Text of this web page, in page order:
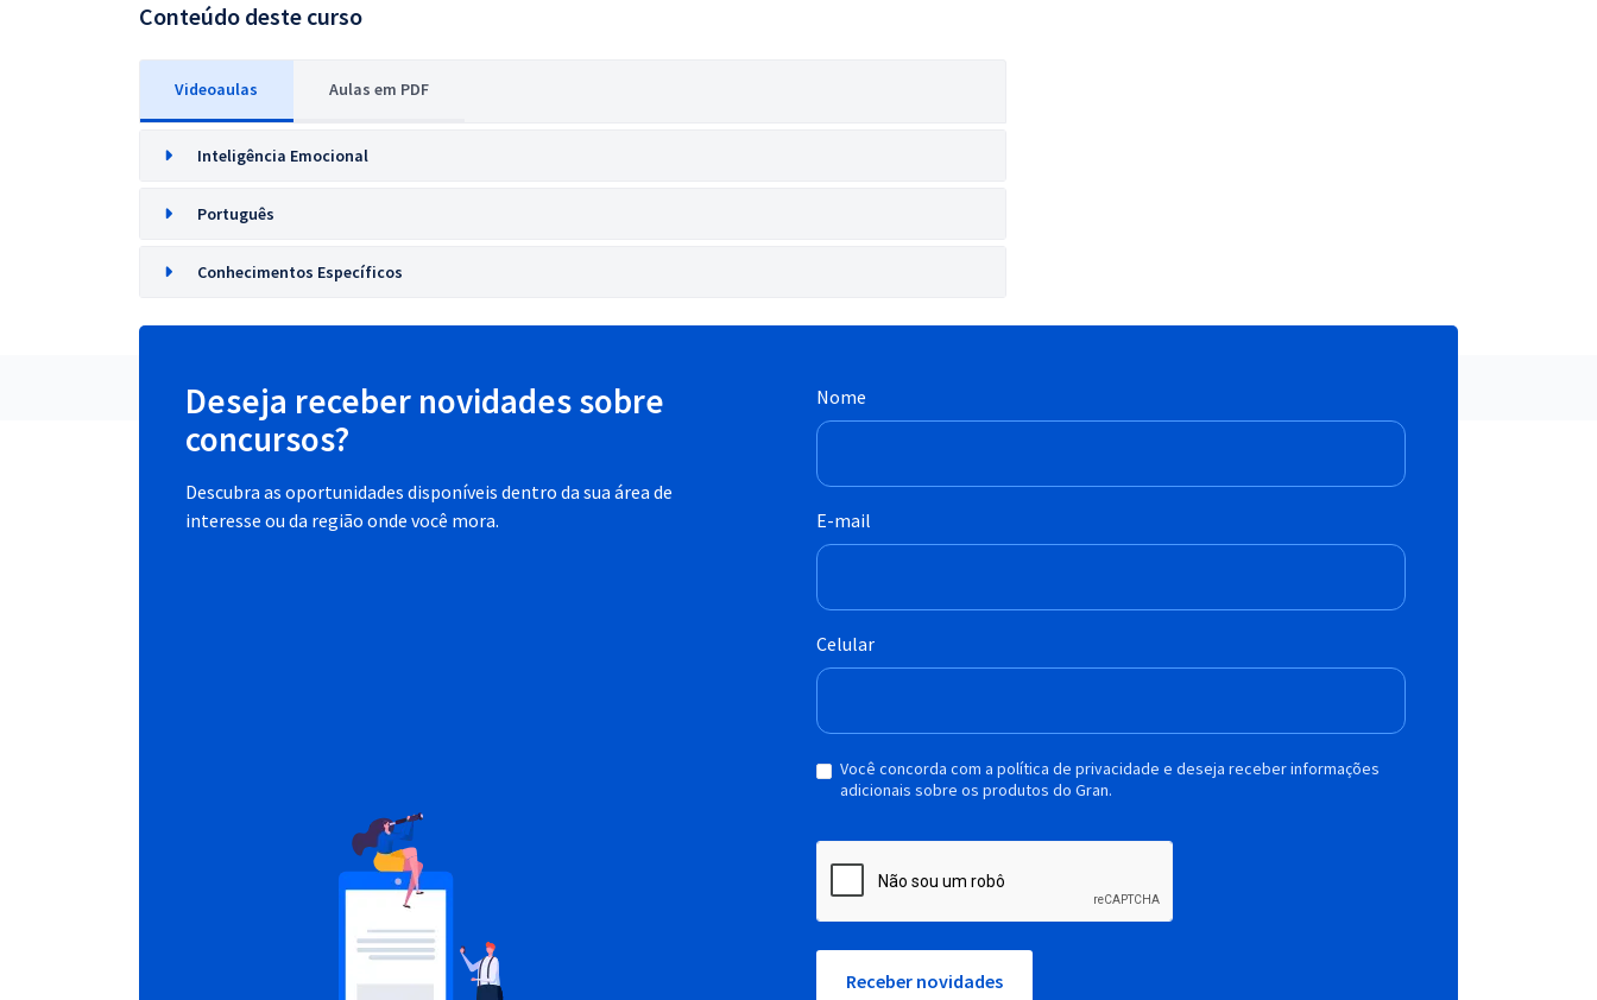
Conteúdo deste curso
Videoaulas Aulas em PDF
Inteligência Emocional
Português
Conhecimentos Específicos
Deseja receber novidades sobre
concursos?
Descubra as oportunidades disponíveis dentro da sua área de
interesse ou da região onde você mora.
Nome
E-mail
Celular
Você concorda com a política de privacidade e deseja receber informações
adicionais sobre os produtos do Gran.
Receber novidades